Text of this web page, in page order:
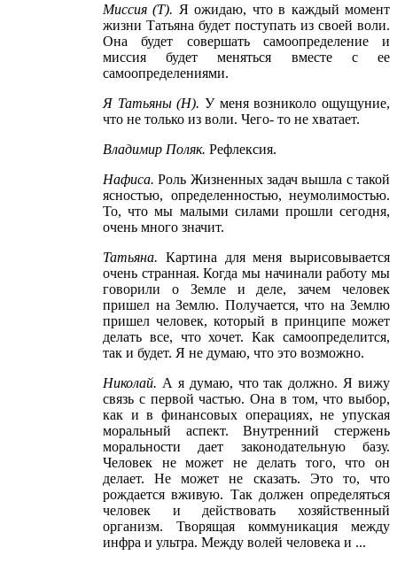
Миссия(Т). Я ожидаю, что в каждый момент
жизни Татьяна будет поступать из своей воли.
Она будет совершать самоопределение и
миссия будет меняться вместе с ее
самоопределениями.
Я Татьяны(Н).У меня возниколо ощущуние,
что не только из воли. Чего- то не хватает.
Владимир Поляк. Рефлексия.
Нафиса.Роль Жизненных задач вышла с такой
ясностью, определенностью, неумолимостью.
То, что мы малыми силами прошли сегодня,
очень много значит.
Татьяна. Картина для меня вырисовывается
очень странная. Когда мы начинали работу мы
говорили о Земле и деле, зачем человек
пришел на Землю. Получается, что на Землю
пришел человек, который в принципе может
делать все, что хочет. Как самоопределится,
так и будет. Я не думаю, что это возможно.
Николай. А я думаю, что так должно. Я вижу
связь с первой частью. Она в том, что выбор,
как и в финансовых операциях, не упуская
моральный аспект. Внутренний стержень
моральности дает законодательную базу.
Человек не может не делать того, что он
делает. Не может не сказать. Это то, что
рождается вживую. Так должен определяться
человек и действовать хозяйственный
организм. Творящая коммуникация между
инфра и ультра. Между волей человека и ...